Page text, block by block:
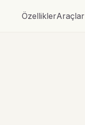
ÖzelliklerAraçlar